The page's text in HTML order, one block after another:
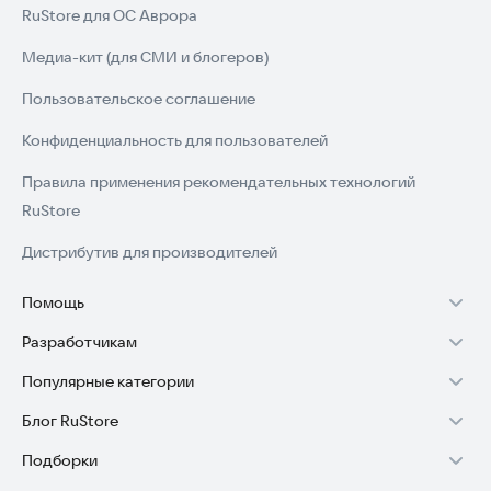
RuStore для ОС Аврора
Медиа-кит (для СМИ и блогеров)
Пользовательское соглашение
Конфиденциальность для пользователей
Правила применения рекомендательных технологий
RuStore
Дистрибутив для производителей
Помощь
Установка RuStore на TV
Установка RuStore на телефон
Установка RuStore в машину
Помощь пользователям RuStore
Разработчикам
Зарабатывать с RuStore
Стать разработчиком
Доступ к RuStore Консоль
Популярные категории
Игры для Android
Приложения банков
Блог RuStore
Обзоры игр для Android 2025
Подборки